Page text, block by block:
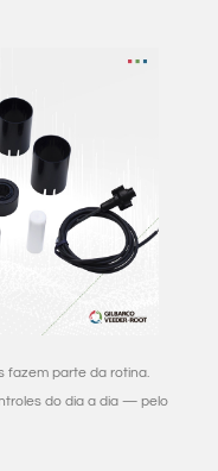
fazem parte da rotina.
do dia a dia — pelo